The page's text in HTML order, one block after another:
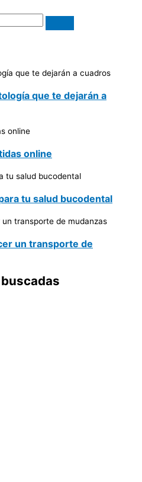
que te dejarán a
online
tu salud bucodental
un transporte de